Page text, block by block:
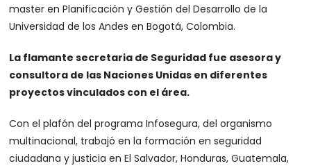
master en Planificación y Gestión del Desarrollo de la
Universidad de los Andes en Bogotá, Colombia.
La flamante secretaria de Seguridad fue asesora y
consultora de las Naciones Unidas en diferentes
proyectos vinculados con el área.
Con el plafón del programa Infosegura, del organismo
multinacional, trabajó en la formación en seguridad
ciudadana y justicia en El Salvador, Honduras, Guatemala,